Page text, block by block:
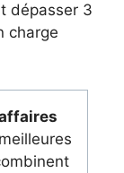
dépasser 3
charge